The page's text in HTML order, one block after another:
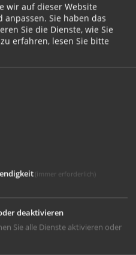
wir auf dieser Website
Sie haben das
Sie die Dienste, wie Sie
erfahren, lesen Sie bitte
(immer erforderlich)
deaktivieren
Sie alle Dienste aktivieren oder